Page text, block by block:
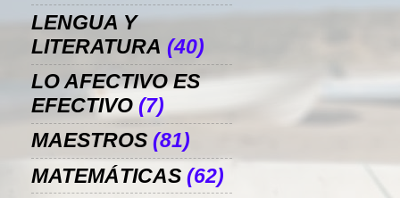
LENGUA Y
LITERATURA (40)
LO AFECTIVO ES
EFECTIVO (7)
MAESTROS (81)
MATEMÁTICAS (62)